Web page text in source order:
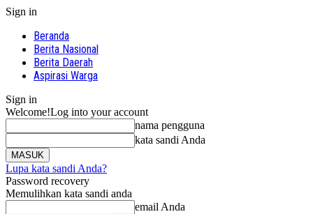
Sign in
Beranda
Berita Nasional
Berita Daerah
Aspirasi Warga
Sign in
Welcome!Log into your account
nama pengguna
kata sandi Anda
Lupa kata sandi Anda?
Password recovery
Memulihkan kata sandi anda
email Anda